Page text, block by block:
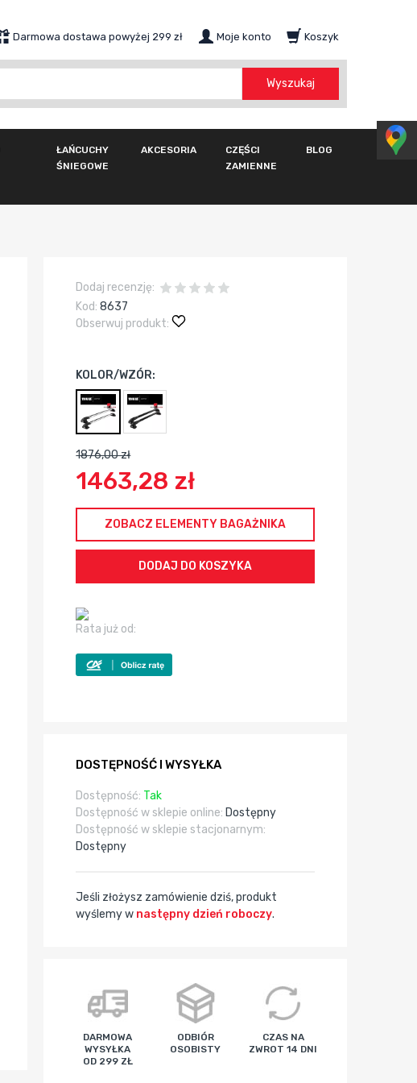
Darmowa dostawa powyżej 299 zł Moje konto Koszyk
Wyszukaj
ŁAŃCUCHY
ŚNIEGOWE
AKCESORIA
CZĘŚCI
ZAMIENNE
BLOG
Dodaj recenzję:
Kod: 8637
Obserwuj produkt:
KOLOR/WZÓR:
1876,00 zł
1463,28 zł
ZOBACZ ELEMENTY BAGAŻNIKA
Rata już od:
DOSTĘPNOŚĆ I WYSYŁKA
Dostępność: Tak
Dostępność w sklepie online: Dostępny
Dostępność w sklepie stacjonarnym:
Dostępny
Jeśli złożysz zamówienie dziś, produkt
wyślemy w następny dzień roboczy.
DARMOWA
WYSYŁKA
OD 299 ZŁ
ODBIÓR
OSOBISTY
CZAS NA
ZWROT 14 DNI